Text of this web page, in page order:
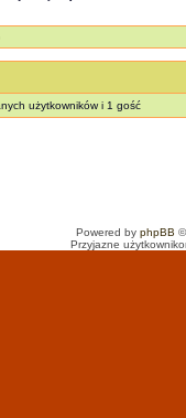
użytkowników i 1 gość
Powered by phpBB
Przyjazne